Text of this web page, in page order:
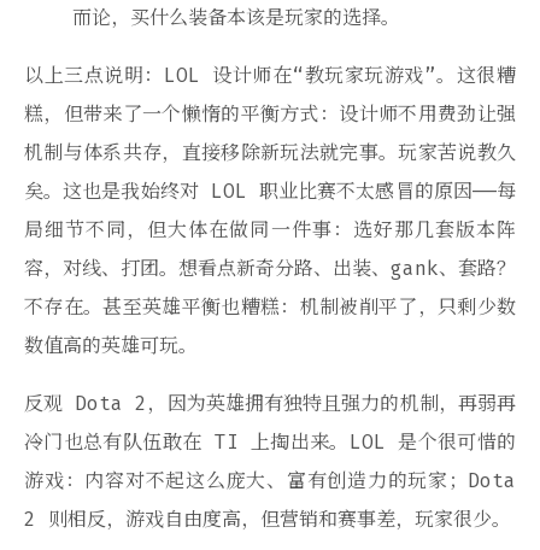
而论，买什么装备本该是玩家的选择。
以上三点说明：LOL 设计师在“教玩家玩游戏”。这很糟
糕，但带来了一个懒惰的平衡方式：设计师不用费劲让强
机制与体系共存，直接移除新玩法就完事。玩家苦说教久
矣。这也是我始终对 LOL 职业比赛不太感冒的原因——每
局细节不同，但大体在做同一件事：选好那几套版本阵
容，对线、打团。想看点新奇分路、出装、gank、套路？
不存在。甚至英雄平衡也糟糕：机制被削平了，只剩少数
数值高的英雄可玩。
反观 Dota 2，因为英雄拥有独特且强力的机制，再弱再
冷门也总有队伍敢在 TI 上掏出来。LOL 是个很可惜的
游戏：内容对不起这么庞大、富有创造力的玩家；Dota
2 则相反，游戏自由度高，但营销和赛事差，玩家很少。